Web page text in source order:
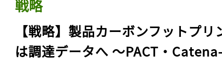
戦略
【戦略】製品カーボンフットプリ
は調達データへ 〜PACT・